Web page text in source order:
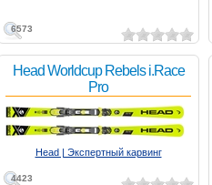
6573
4423
Head Worldcup Rebels i.Race
Pro
Head | Экспертный карвинг